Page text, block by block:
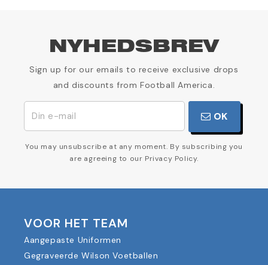
NYHEDSBREV
Sign up for our emails to receive exclusive drops
and discounts from Football America.
OK
You may unsubscribe at any moment. By subscribing you
are agreeing to our Privacy Policy.
VOOR HET TEAM
Aangepaste Uniformen
Gegraveerde Wilson Voetballen